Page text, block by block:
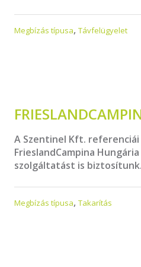
Megbízás típusa, Távfelügyelet
A Szentinel Kft.
FrieslandCampina
szolgáltatást is biztosítunk.
Megbízás típusa, Takarítás